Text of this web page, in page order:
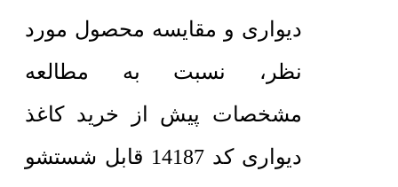
دیواری و مقایسه محصول مورد
نظر، نسبت به مطالعه
مشخصات پیش از خرید کاغذ
دیواری کد 14187 قابل شستشو